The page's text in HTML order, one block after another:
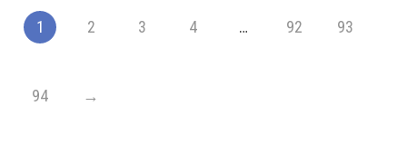
1 2 3 4 … 92 93
94 →